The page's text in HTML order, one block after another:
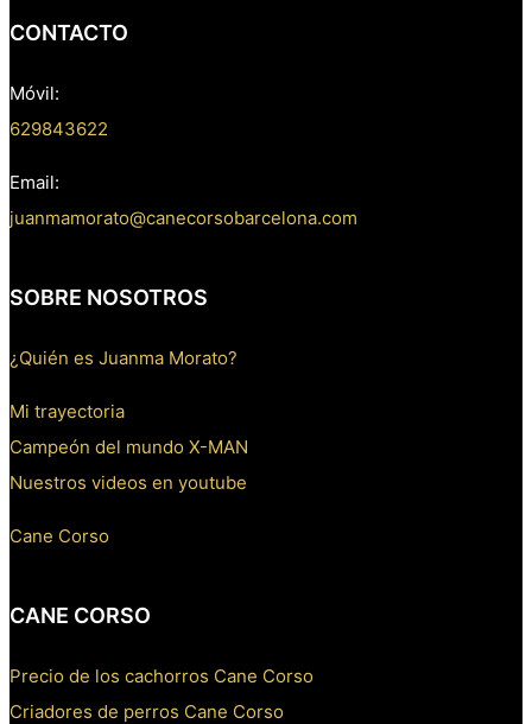
CONTACTO
Móvil:
629843622
Email:
juanmamorato@canecorsobarcelona.com
SOBRE NOSOTROS
¿Quién es Juanma Morato?
Mi trayectoria
Campeón del mundo X-MAN
Nuestros videos en youtube
Cane Corso
CANE CORSO
Precio de los cachorros Cane Corso
Criadores de perros Cane Corso